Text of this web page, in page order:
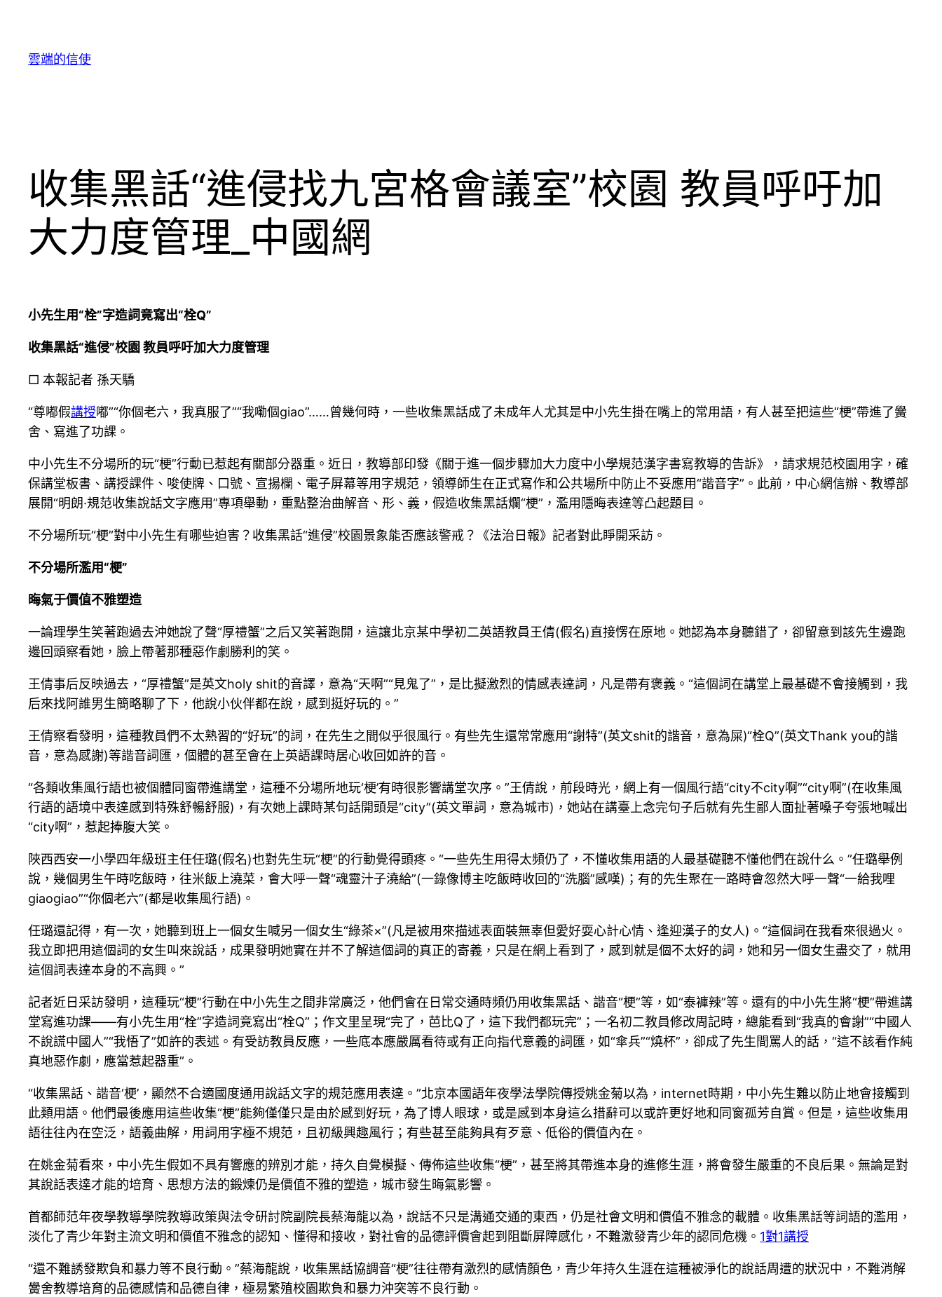
雲端的信使
收集黑話“進侵找九宮格會議室”校園 教員呼吁加
大力度管理_中國網
小先生用“栓”字造詞竟寫出“栓Q”
收集黑話“進侵”校園 教員呼吁加大力度管理
□ 本報記者 孫天驕
“尊嘟假講授嘟”“你個老六，我真服了”“我嘞個giao”……曾幾何時，一些收集黑話成了未成年人尤其是中小先生掛在嘴上的常用語，有人甚至把這些“梗”帶進了黌
舍、寫進了功課。
中小先生不分場所的玩“梗”行動已惹起有關部分器重。近日，教導部印發《關于進一個步驟加大力度中小學規范漢字書寫教導的告訴》，請求規范校園用字，確
保講堂板書、講授課件、唆使牌、口號、宣揚欄、電子屏幕等用字規范，領導師生在正式寫作和公共場所中防止不妥應用“諧音字”。此前，中心網信辦、教導部
展開“明朗·規范收集說話文字應用”專項舉動，重點整治曲解音、形、義，假造收集黑話爛“梗”，濫用隱晦表達等凸起題目。
不分場所玩“梗”對中小先生有哪些迫害？收集黑話“進侵”校園景象能否應該警戒？《法治日報》記者對此睜開采訪。
不分場所濫用“梗”
晦氣于價值不雅塑造
一論理學生笑著跑過去沖她說了聲“厚禮蟹”之后又笑著跑開，這讓北京某中學初二英語教員王倩(假名)直接愣在原地。她認為本身聽錯了，卻留意到該先生邊跑
邊回頭察看她，臉上帶著那種惡作劇勝利的笑。
王倩事后反映過去，“厚禮蟹”是英文holy shit的音譯，意為“天啊”“見鬼了”，是比擬激烈的情感表達詞，凡是帶有褒義。“這個詞在講堂上最基礎不會接觸到，我
后來找阿誰男生簡略聊了下，他說小伙伴都在說，感到挺好玩的。”
王倩察看發明，這種教員們不太熟習的“好玩”的詞，在先生之間似乎很風行。有些先生還常常應用“謝特”(英文shit的諧音，意為屎)“栓Q”(英文Thank you的諧
音，意為感謝)等諧音詞匯，個體的甚至會在上英語課時居心收回如許的音。
“各類收集風行語也被個體同窗帶進講堂，這種不分場所地玩‘梗’有時很影響講堂次序。”王倩說，前段時光，網上有一個風行語“city不city啊”“city啊”(在收集風
行語的語境中表達感到特殊舒暢舒服)，有次她上課時某句話開頭是“city”(英文單詞，意為城市)，她站在講臺上念完句子后就有先生鄙人面扯著嗓子夸張地喊出
“city啊”，惹起捧腹大笑。
陜西西安一小學四年級班主任任璐(假名)也對先生玩“梗”的行動覺得頭疼。“一些先生用得太頻仍了，不懂收集用語的人最基礎聽不懂他們在說什么。”任璐舉例
說，幾個男生午時吃飯時，往米飯上澆菜，會大呼一聲“魂靈汁子澆給”(一錄像博主吃飯時收回的“洗腦”感嘆)；有的先生聚在一路時會忽然大呼一聲“一給我哩
giaogiao”“你個老六”(都是收集風行語)。
任璐還記得，有一次，她聽到班上一個女生喊另一個女生“綠茶×”(凡是被用來描述表面裝無辜但愛好耍心計心情、逢迎漢子的女人)。“這個詞在我看來很過火。
我立即把用這個詞的女生叫來說話，成果發明她實在并不了解這個詞的真正的寄義，只是在網上看到了，感到就是個不太好的詞，她和另一個女生盡交了，就用
這個詞表達本身的不高興。”
記者近日采訪發明，這種玩“梗”行動在中小先生之間非常廣泛，他們會在日常交通時頻仍用收集黑話、諧音“梗”等，如“泰褲辣”等。還有的中小先生將“梗”帶進講
堂寫進功課——有小先生用“栓”字造詞竟寫出“栓Q”；作文里呈現“完了，芭比Q了，這下我們都玩完”；一名初二教員修改周記時，總能看到“我真的會謝”“中國人
不說謊中國人”“我悟了”如許的表述。有受訪教員反應，一些底本應嚴厲看待或有正向指代意義的詞匯，如“傘兵”“燒杯”，卻成了先生間罵人的話，“這不該看作純
真地惡作劇，應當惹起器重”。
“收集黑話、諧音‘梗’，顯然不合適國度通用說話文字的規范應用表達。”北京本國語年夜學法學院傳授姚金菊以為，internet時期，中小先生難以防止地會接觸到
此類用語。他們最後應用這些收集“梗”能夠僅僅只是由於感到好玩，為了博人眼球，或是感到本身這么措辭可以或許更好地和同窗孤芳自賞。但是，這些收集用
語往往內在空泛，語義曲解，用詞用字極不規范，且初級興趣風行；有些甚至能夠具有歹意、低俗的價值內在。
在姚金菊看來，中小先生假如不具有響應的辨別才能，持久自覺模擬、傳佈這些收集“梗”，甚至將其帶進本身的進修生涯，將會發生嚴重的不良后果。無論是對
其說話表達才能的培育、思想方法的鍛煉仍是價值不雅的塑造，城市發生晦氣影響。
首都師范年夜學教導學院教導政策與法令研討院副院長蔡海龍以為，說話不只是溝通交通的東西，仍是社會文明和價值不雅念的載體。收集黑話等詞語的濫用，
淡化了青少年對主流文明和價值不雅念的認知、懂得和接收，對社會的品德評價會起到阻斷屏障感化，不難激發青少年的認同危機。 1對1講授
“還不難誘發欺負和暴力等不良行動。”蔡海龍說，收集黑話協調音“梗”往往帶有激烈的感情顏色，青少年持久生涯在這種被淨化的說話周遭的狀況中，不難消解
黌舍教導培育的品德感情和品德自律，極易繁殖校園欺負和暴力沖突等不良行動。